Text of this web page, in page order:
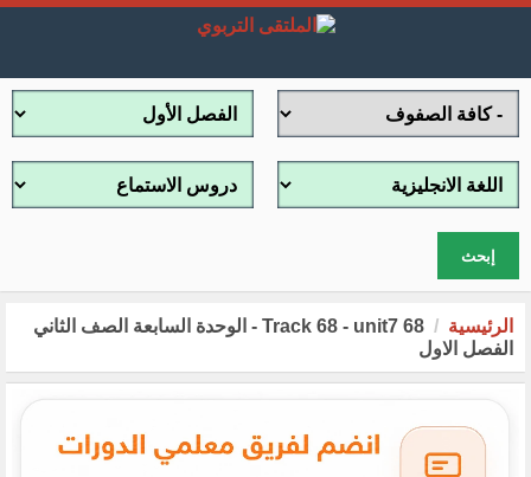
إبحث
الرئيسية
68 Track 68 - unit7 - الوحدة السابعة الصف الثاني
الفصل الاول